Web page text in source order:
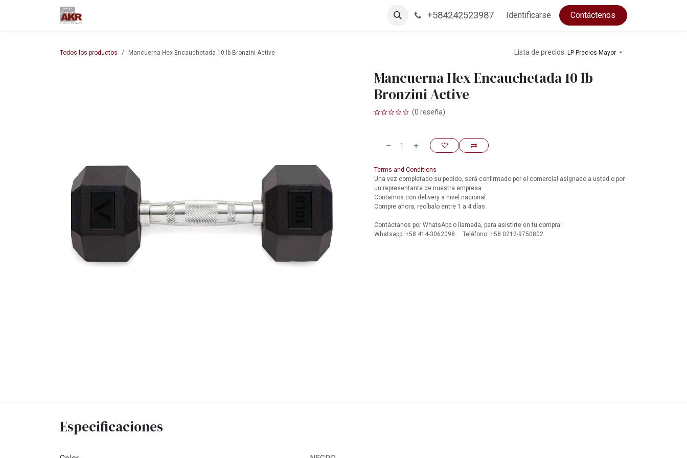
Empleos +584242523987 Identificarse Contáctenos
Todos los productos Mancuerna Hex Encauchetada 10 lb Bronzini Active Lista de precios: LP Precios Mayor
Mancuerna Hex Encauchetada 10 lb
Bronzini Active
(0 reseña)
Terms and Conditions
Una vez completado su pedido, será confirmado por el comercial asignado a usted o por
un representante de nuestra empresa
Contamos con delivery a nivel nacional.
Compre ahora, recíbalo entre 1 a 4 días.
Contáctanos por WhatsApp o llamada, para asistirte en tu compra:
Whatsapp: +58 414-3062098 Teléfono: +58 0212-9750802
Especificaciones